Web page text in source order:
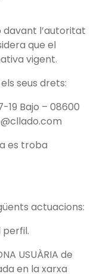
l’autoritat
que el
vigent.
seus drets:
19 Bajo – 08600
es troba
actuacions:
USUÀRIA de
en la xarxa